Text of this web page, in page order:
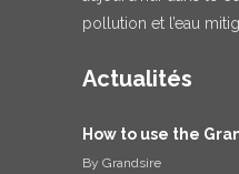
pollution et l’eau
Actualités
How to use the
By Grandsire